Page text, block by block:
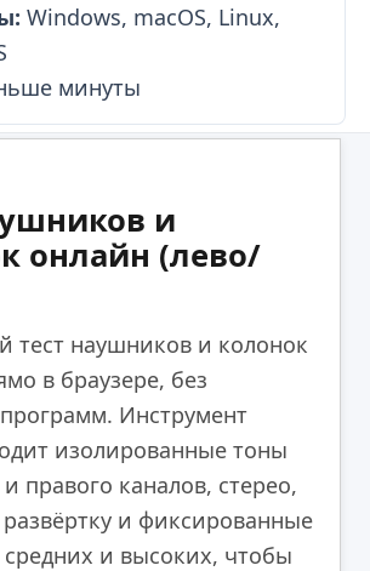
Windows, macOS, Linux,
минуты
и
онлайн (лево/
тест наушников и колонок
в браузере, без
Инструмент
изолированные тоны
правого каналов, стерео,
и фиксированные
и высоких, чтобы